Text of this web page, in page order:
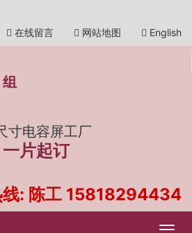
在线留言 网站地图 English
寸电容屏工厂
一片起订
: 陈工 15818294434